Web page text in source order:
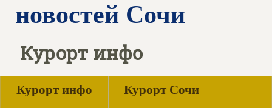
новостей Сочи
Курорт инфо
Курорт инфо Курорт Сочи